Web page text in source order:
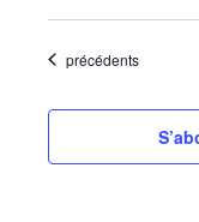
date.Évènements
précédents